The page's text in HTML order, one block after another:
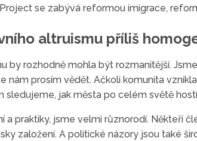
se zabývá reformou imigrace,
altruismu příliš
by rozhodně mohla být rozmanitější.
nám prosím vědět. Ačkoli komunita
sledujeme, jak města po celém světě
a praktiky, jsme velmi různorodí. Někteří
založení. A politické názory jsou také